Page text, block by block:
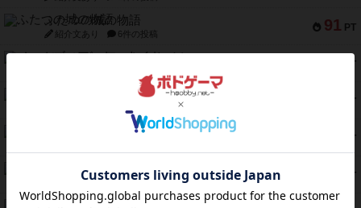
91 PT
ふたつの城の物語
紹介文あり 6件の投稿
PT
ノームズ・アット・ナイト
PT
PT
フラットアイアン
PT
トランスオリエント・エクスプレス
紹介文なし 1件の投稿